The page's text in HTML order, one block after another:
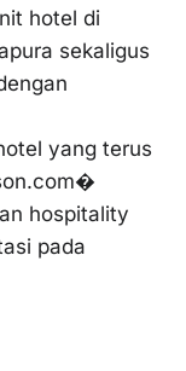
hotel di
sekaligus
yang terus
hospitality
pada